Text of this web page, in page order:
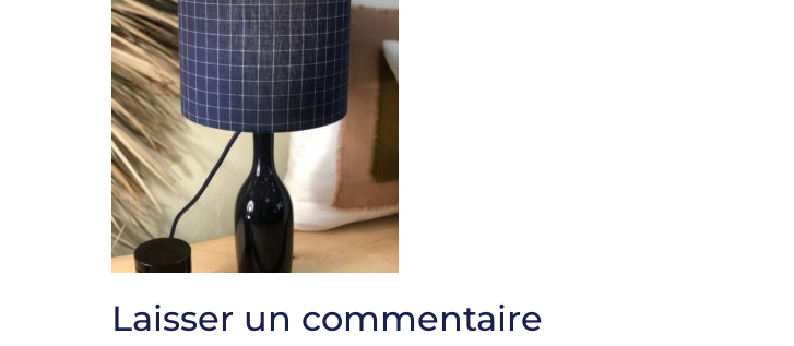
Laisser un commentaire